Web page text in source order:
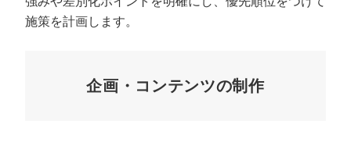
施策を計画します。
企画・コンテンツの制作